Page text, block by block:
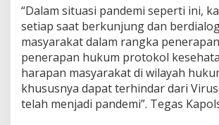
n
i
l
P
o
l
s
e
k
“Dalam situasi pandemi seperti ini,
setiap saat berkunjung dan
masyarakat dalam rangka
penerapan hukum protokol
harapan masyarakat di wilayah
khususnya dapat terhindar dari
telah menjadi pandemi”. Tegas